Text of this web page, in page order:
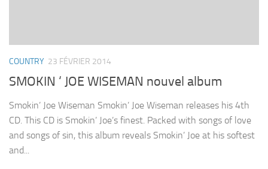
COUNTRY 23 FÉVRIER 2014
SMOKIN ‘ JOE WISEMAN nouvel album
Smokin’ Joe Wiseman Smokin’ Joe Wiseman releases his 4th
CD. This CD is Smokin’ Joe’s finest. Packed with songs of love
and songs of sin, this album reveals Smokin’ Joe at his softest
and...